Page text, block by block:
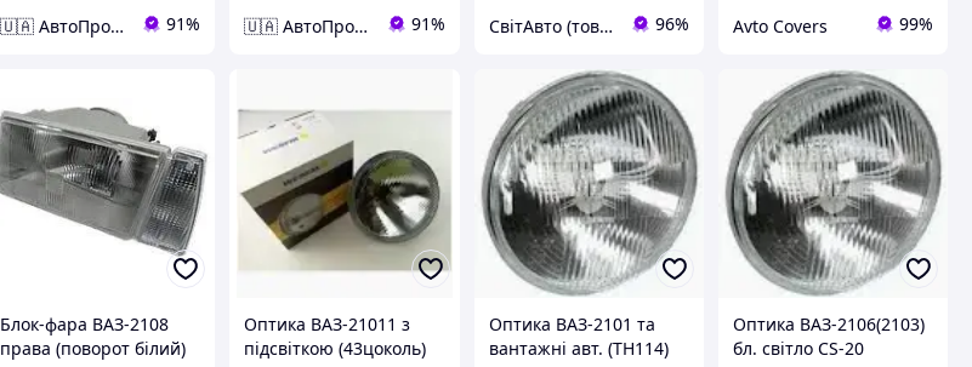
🇺🇦 АвтоПром 🇺🇦 91% 🇺🇦 АвтоПром 🇺🇦 91% СвітАвто (товари для тюнінгу автомобілів ВАЗ) 96% Avto Covers 99%
Блок-фара ВАЗ-2108
права (поворот білий)
Оптика ВАЗ-21011 з
підсвіткою (43цоколь)
Оптика ВАЗ-2101 та
вантажні авт. (ТН114)
Оптика ВАЗ-2106(2103)
бл. світло CS-20